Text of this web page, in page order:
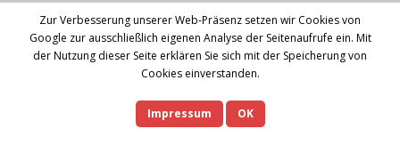
Theme byThink Up Themes Ltd. Powered byWordPress .
Zur Verbesserung unserer Web-Präsenz setzen wir Cookies von
Google zur ausschließlich eigenen Analyse der Seitenaufrufe ein. Mit
der Nutzung dieser Seite erklären Sie sich mit der Speicherung von
Cookies einverstanden.
Impressum OK